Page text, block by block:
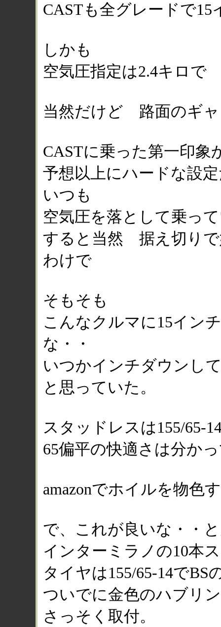
CASTも全グレードで
しかも
空気圧指定は2.4キロで
当然だけど 路面のギ
CASTに乗った第一印象
予想以上にハードな設
いつも
空気圧を落として乗っ
すると当然 据え切りで
わけで
そもそも
こんなクルマに15イン
な・・
いつかインチダウンし
と思っていた。
スタッドレスは155/65-
65偏平の快適さは分か
amazonでホイルを物色
で、これが良いな・・
インターミラノの10本
タイヤは155/65-14でBS
ついでに金色のハブリ
さっそく取付。